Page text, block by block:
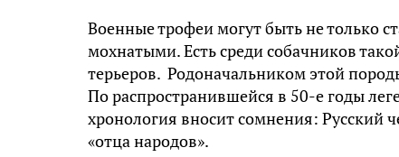
Военные трофеи могут быть не только
мохнатыми. Есть среди собачников
терьеров. Родоначальником этой
По распространившейся в 50-е годы
хронология вносит сомнения: Русский
«отца народов».